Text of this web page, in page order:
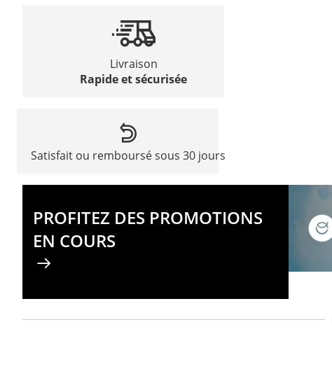
Livraison
Rapide et sécurisée
Satisfait ou remboursé sous 30 jours
PROFITEZ DES PROMOTIONS
EN COURS